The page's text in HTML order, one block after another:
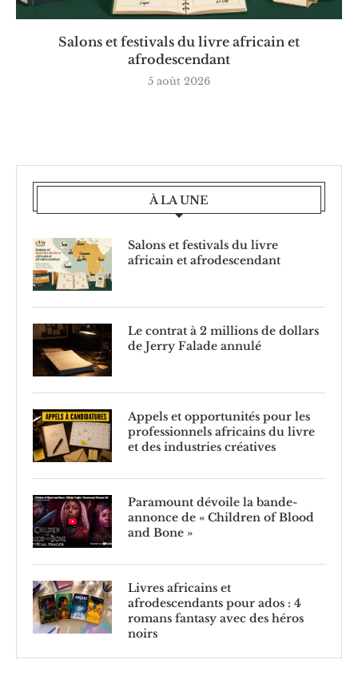
Salons et festivals du livre africain et
afrodescendant
5 août 2026
À LA UNE
Salons et festivals du livre
africain et afrodescendant
Le contrat à 2 millions de dollars
de Jerry Falade annulé
Appels et opportunités pour les
professionnels africains du livre
et des industries créatives
Paramount dévoile la bande-
annonce de « Children of Blood
and Bone »
Livres africains et
afrodescendants pour ados : 4
romans fantasy avec des héros
noirs